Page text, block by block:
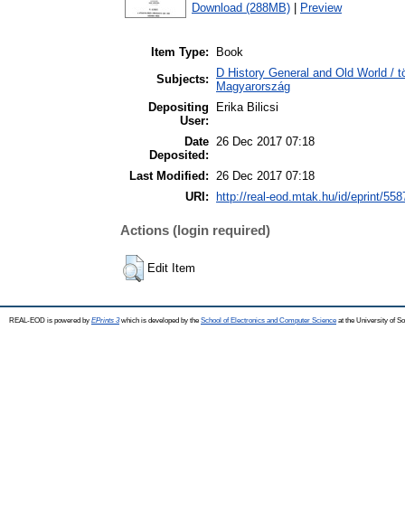
Download (288MB) Preview
Item Type:
Book
Subjects:
D History General and Old World /
Magyarország
Depositing
User:
Erika Bilicsi
Date
Deposited:
26 Dec 2017 07:18
Last Modified: 26 Dec 2017 07:18
URI:
http://real-eod.mtak.hu/id/eprint/
Actions (login required)
Edit Item
REAL-EOD is powered by EPrints 3which is developed by the School of Electronics and Computer Science at the University of